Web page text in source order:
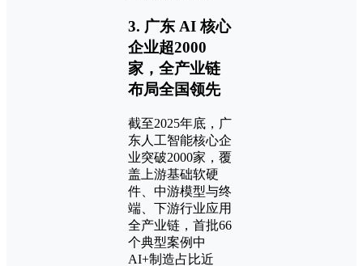
3. 广东 AI 核心
企业超2000
家，全产业链
布局全国领先
截至2025年底，广
东人工智能核心企
业突破2000家，覆
盖上游基础软硬
件、中游模型与终
端、下游行业应用
全产业链，首批66
个典型案例中
AI+制造占比近